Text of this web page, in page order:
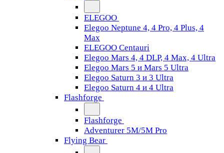
ELEGOO
Elegoo Neptune 4, 4 Pro, 4 Plus, 4
Max
ELEGOO Centauri
Elegoo Mars 4, 4 DLP, 4 Max, 4 Ultra
Elegoo Mars 5 и Mars 5 Ultra
Elegoo Saturn 3 и 3 Ultra
Elegoo Saturn 4 и 4 Ultra
Flashforge
Flashforge
Adventurer 5M/5M Pro
Flying Bear